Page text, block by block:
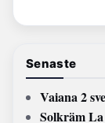
Senaste
Vaiana 2
Solkräm La